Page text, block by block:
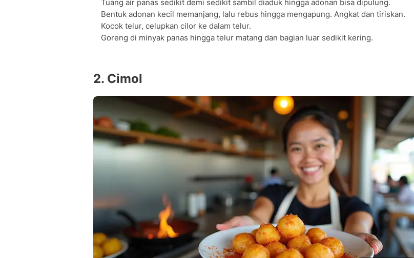
Tuang air panas sedikit demi sedikit sambil diaduk hingga adonan bisa dipulung.
Bentuk adonan kecil memanjang, lalu rebus hingga mengapung. Angkat dan tiriskan.
Kocok telur, celupkan cilor ke dalam telur.
Goreng di minyak panas hingga telur matang dan bagian luar sedikit kering.
2. Cimol